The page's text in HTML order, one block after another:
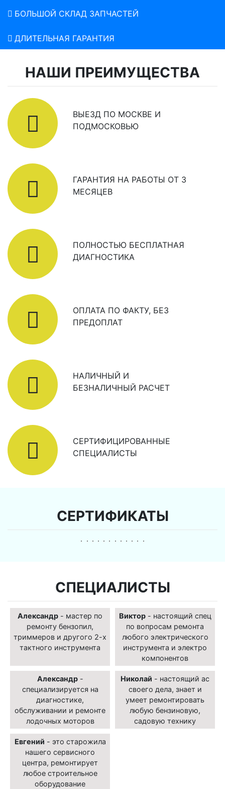
БОЛЬШОЙ СКЛАД ЗАПЧАСТЕЙ
ДЛИТЕЛЬНАЯ ГАРАНТИЯ
НАШИ ПРЕИМУЩЕСТВА
ВЫЕЗД ПО МОСКВЕ И
ПОДМОСКОВЬЮ
ГАРАНТИЯ НА РАБОТЫ ОТ 3
МЕСЯЦЕВ
ПОЛНОСТЬЮ БЕСПЛАТНАЯ
ДИАГНОСТИКА
ОПЛАТА ПО ФАКТУ, БЕЗ
ПРЕДОПЛАТ
НАЛИЧНЫЙ И
БЕЗНАЛИЧНЫЙ РАСЧЕТ
СЕРТИФИЦИРОВАННЫЕ
СПЕЦИАЛИСТЫ
СЕРТИФИКАТЫ
СПЕЦИАЛИСТЫ
Александр - мастер по
ремонту бензопил,
триммеров и другого 2-х
тактного инструмента
Виктор- настоящий спец
по вопросам ремонта
любого электрического
инструмента и электро
компонентов
Александр-
специализируется на
диагностике,
обслуживании и ремонте
лодочных моторов
Николай - настоящий ас
своего дела, знает и
умеет ремонтировать
любую бензиновую,
садовую технику
Евгений - это старожила
нашего сервисного
центра, ремонтирует
любое строительное
оборудование